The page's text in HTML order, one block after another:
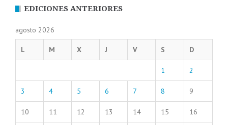
EDICIONES ANTERIORES
agosto 2026
L M X J V S D
1 2
3 4 5 6 7 8 9
10 11 12 13 14 15 16